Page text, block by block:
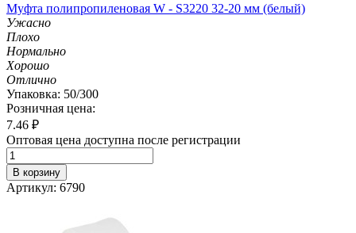
Муфта полипропиленовая W - S3220 32-20 мм (белый)
Ужасно
Плохо
Нормально
Хорошо
Отлично
Упаковка: 50/300
Розничная цена:
7.46 ₽
Оптовая цена доступна после регистрации
В корзину
Артикул: 6790